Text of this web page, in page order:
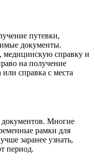
путевки,
документы.
медицинскую справку и
на получение
справка с места
Многие
рамки для
заранее узнать,
период.